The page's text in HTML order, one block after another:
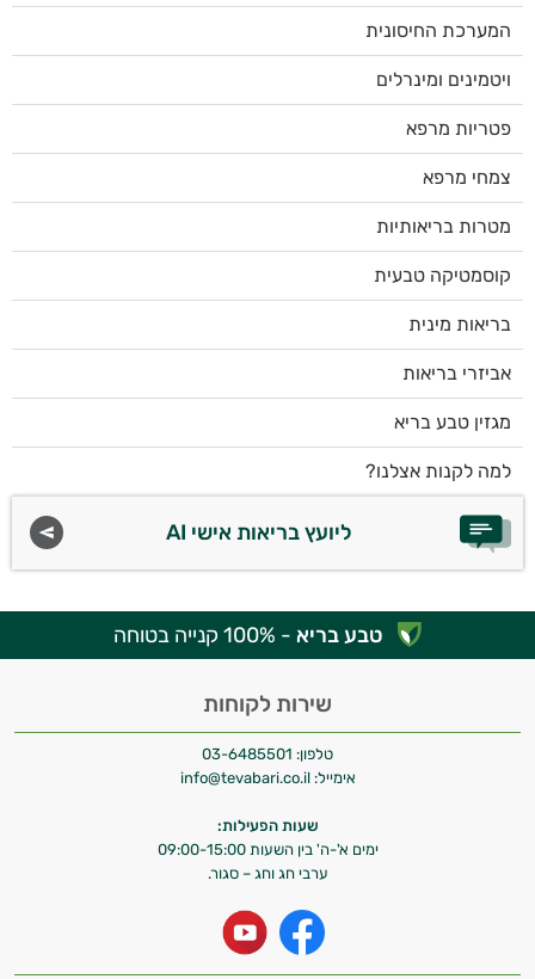
המערכת החיסונית
ויטמינים ומינרלים
פטריות מרפא
צמחי מרפא
מטרות בריאותיות
קוסמטיקה טבעית
בריאות מינית
אביזרי בריאות
מגזין טבע בריא
למה לקנות אצלנו?
ליועץ בריאות אישי AI
טבע בריא - 100% קנייה בטוחה
שירות לקוחות
טלפון: 03-6485501
אימייל: info@tevabari.co.il
שעות הפעילות:
ימים א'-ה' בין השעות 09:00-15:00
ערבי חג וחג – סגור.